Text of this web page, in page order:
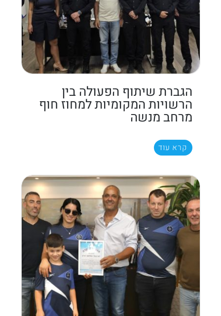
הגברת שיתוף הפעולה בין
הרשויות המקומיות למחוז חוף
מרחב מנשה
קרא עוד